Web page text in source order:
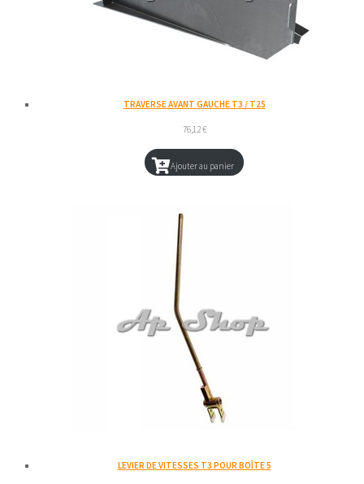
TRAVERSE AVANT GAUCHE T3 / T25
76,12€
Ajouter au panier
LEVIER DE VITESSES T3 POUR BOÎTE 5